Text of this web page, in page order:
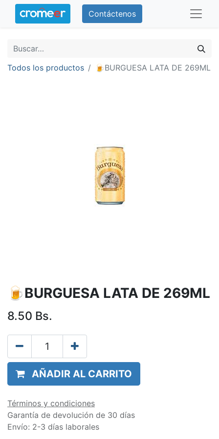
Contáctenos
Todos los productos 🍺BURGUESA LATA DE 269ML
🍺BURGUESA LATA DE 269ML
8.50 Bs.
AÑADIR AL CARRITO
Términos y condiciones
Garantía de devolución de 30 días
Envío: 2-3 días laborales